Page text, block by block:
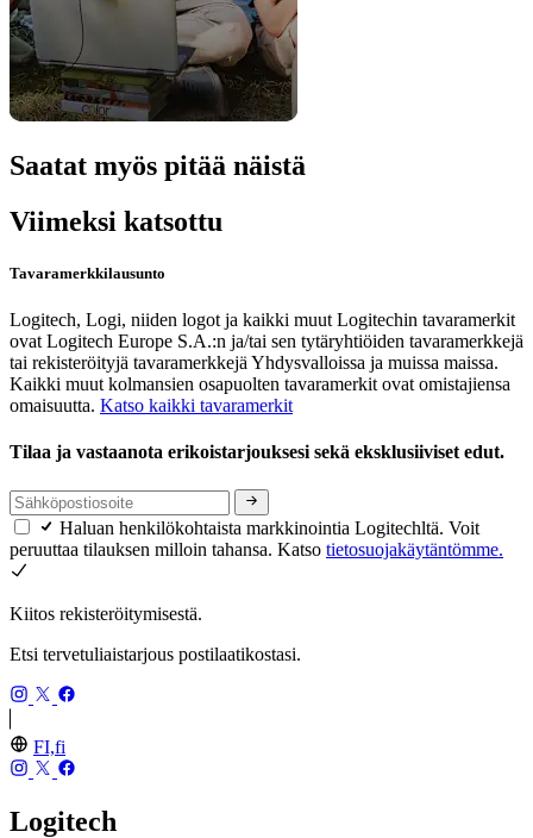
Saatat myös pitää näistä
Viimeksi katsottu
Tavaramerkkilausunto
Logitech, Logi, niiden logot ja kaikki muut Logitechin tavaramerkit
ovat Logitech Europe S.A.:n ja/tai sen tytäryhtiöiden tavaramerkkejä
tai rekisteröityjä tavaramerkkejä Yhdysvalloissa ja muissa maissa.
Kaikki muut kolmansien osapuolten tavaramerkit ovat omistajiensa
omaisuutta. Katso kaikki tavaramerkit
Tilaa ja vastaanota erikoistarjouksesi sekä eksklusiiviset edut.
Haluan henkilökohtaista markkinointia Logitechltä. Voit
peruuttaa tilauksen milloin tahansa. Katso tietosuojakäytäntömme.
Kiitos rekisteröitymisestä.
Etsi tervetuliaistarjous postilaatikostasi.
FI,fi
Logitech